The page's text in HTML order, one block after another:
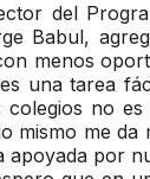
del
Babul,
menos
una tarea
no
mismo me da
apoyada por